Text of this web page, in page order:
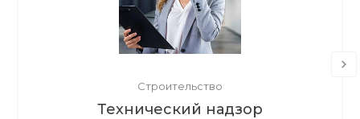
Строительство
Технический надзор